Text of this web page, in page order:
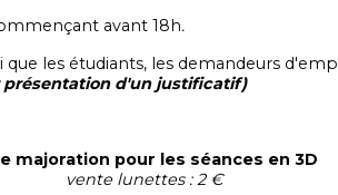
avant 18h.
que les étudiants, les demandeurs
présentation d'un justificatif)
majoration pour les séances en 3D
vente lunettes : 2 €